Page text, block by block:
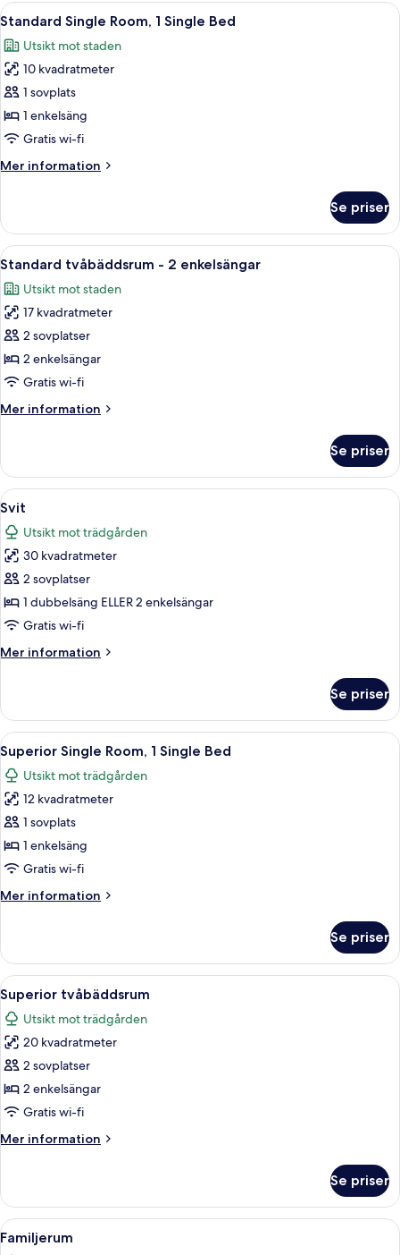
1
Öppna
alla
foton
för
Standard
Single
Room,
Single
Ett hotellrum med en säng, ett
11
Standard Single Room, 1 Single Bed
Utsikt mot staden
10 kvadratmeter
1 sovplats
1 enkelsäng
Gratis wi-fi
Mer information
Mer
Single
Room,
1
Bed
Se priser
Öppna
alla
foton
för
Standard
tvåbäddsrum
-
enkelsängar
Skrivbord, gratis barnsängar,
8
Standard tvåbäddsrum - 2 enkelsängar
Utsikt mot staden
17 kvadratmeter
2 sovplatser
2 enkelsängar
Gratis wi-fi
Mer information
Mer
tvåbäddsrum
2
enkelsängar
Se priser
Öppna
alla
foton
för
Svit
Ett modernt sovrum med en säng,
7
Svit
Utsikt mot trädgården
30 kvadratmeter
2 sovplatser
1 dubbelsäng ELLER 2 enkelsängar
Gratis wi-fi
Mer information
Mer
Se priser
Öppna
alla
foton
för
Superior
Single
Room,
Single
Ett hotellrum med en säng, en stol,
9
Superior Single Room, 1 Single Bed
Utsikt mot trädgården
12 kvadratmeter
1 sovplats
1 enkelsäng
Gratis wi-fi
Mer information
Mer
Single
Room,
1
Single
Bed
Se priser
Öppna
alla
foton
för
Superior
tvåbäddsrum
Ett modernt hotellrum med en stor
10
Superior tvåbäddsrum
Utsikt mot trädgården
20 kvadratmeter
2 sovplatser
2 enkelsängar
Gratis wi-fi
Mer information
Mer
tvåbäddsrum
Se priser
Öppna
alla
Ett hotellrum med en säng, en soffa,
9
Familjerum